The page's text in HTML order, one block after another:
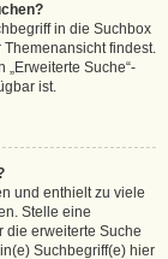
in die Suchbox
findest.
Suche“-
ist.
und enthielt zu viele
Stelle eine
die erweiterte Suche
Suchbegriff(e) hier